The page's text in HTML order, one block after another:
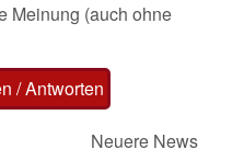
Meinung (auch ohne
/ Antworten
Neuere News